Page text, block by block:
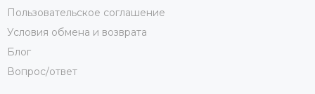
Пользовательское соглашение
Условия обмена и возврата
Блог
Вопрос/ответ